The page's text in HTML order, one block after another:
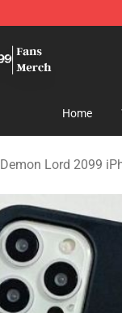
Home
Demon Lord 2099